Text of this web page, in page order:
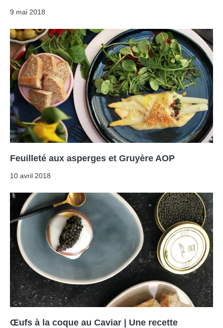
9 mai 2018
Feuilleté aux asperges et Gruyère AOP
10 avril 2018
Œufs à la coque au Caviar | Une recette